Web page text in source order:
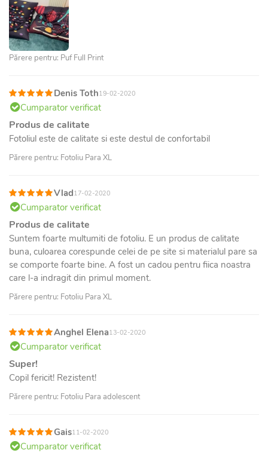
Părere pentru: Puf Full Print
Denis Toth19-02-2020
Cumparator verificat
Produs de calitate
Fotoliul este de calitate si este destul de confortabil
Părere pentru: Fotoliu Para XL
Vlad17-02-2020
Cumparator verificat
Produs de calitate
Suntem foarte multumiti de fotoliu. E un produs de calitate
buna, culoarea corespunde celei de pe site si materialul pare sa
se comporte foarte bine. A fost un cadou pentru fiica noastra
care l-a indragit din primul moment.
Părere pentru: Fotoliu Para XL
Anghel Elena13-02-2020
Cumparator verificat
Super!
Copil fericit! Rezistent!
Părere pentru: Fotoliu Para adolescent
Gais11-02-2020
Cumparator verificat